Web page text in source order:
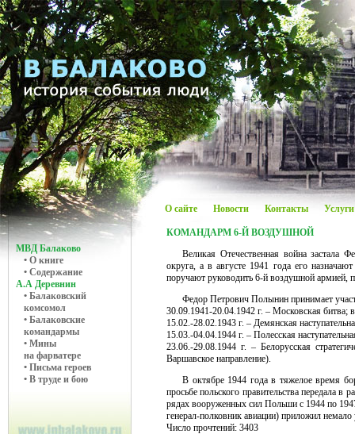
О сайте Новости Контакты Услуги
МВД Балаково
• О книге
• Содержание
А.А Деревнин
• Балаковский
комсомол
• Балаковские
командармы
• Мины
на фарватере
• Письма героев
• В труде и бою
КОМАНДАРМ 6-Й ВОЗДУШНОЙ
Великая Отечественная война застала
округа, а в августе 1941 года его
поручают руководить 6-й воздушной армией,
Федор Петрович Полынин принимает
30.09.1941-20.04.1942 г. – Московская битва;
15.02.-28.02.1943 г. – Демянская
15.03.-04.04.1944 г. – Полесская
23.06.-29.08.1944 г. – Белорусская
Варшавское направление).
В октябре 1944 года в тяжелое время
просьбе польского правительства передала
рядах вооруженных сил Польши с 1944 по
генерал-полковник авиации) приложил
Число прочтений: 3403